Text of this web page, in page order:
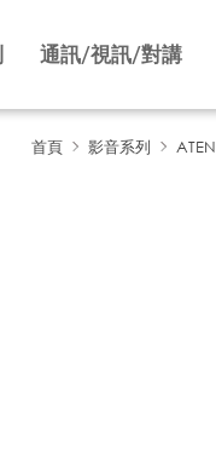
通訊/視訊/對講
首頁 影音系列 ATEN